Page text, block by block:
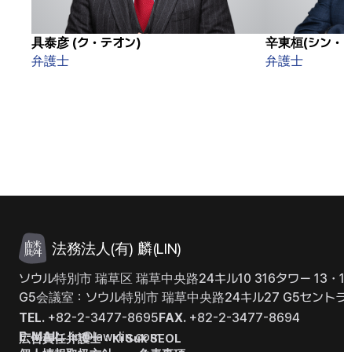
具泰彦 (ク・テオン)
弁護士
辛東桓(シン
弁護士
法務法人(有) 麟(LIN)
ソウル特別市 瑞草区 瑞草中央路24キル10 316タワー 13・
G5会議室：ソウル特別市 瑞草中央路24キル27 G5セント
TEL. +82-2-3477-8695 FAX. +82-2-3477-8694
E-MAIL.lin@law-lin.com
広告責任弁護士：Ki Suk SEOL